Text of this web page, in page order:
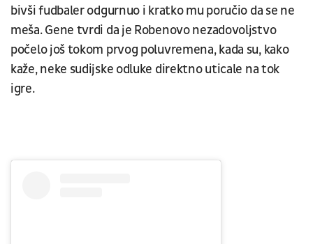
bivši fudbaler odgurnuo i kratko mu poručio da se ne
meša. Gene tvrdi da je Robenovo nezadovoljstvo
počelo još tokom prvog poluvremena, kada su, kako
kaže, neke sudijske odluke direktno uticale na tok
igre.